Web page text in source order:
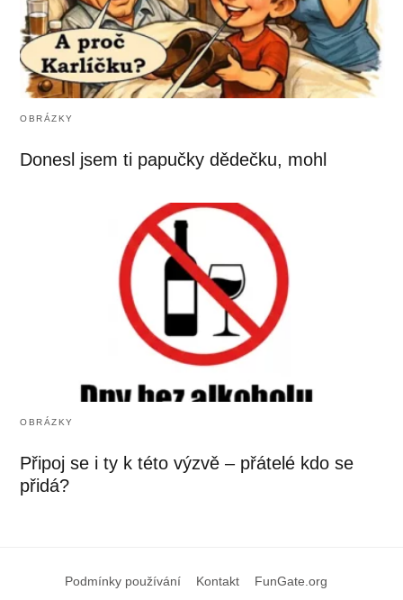
OBRÁZKY
Donesl jsem ti papučky dědečku, mohl
OBRÁZKY
Připoj se i ty k této výzvě – přátelé kdo se
přidá?
Podmínky používání Kontakt FunGate.org